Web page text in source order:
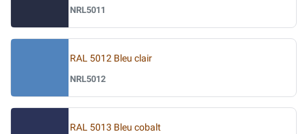
NRL5011
RAL 5012 Bleu clair
NRL5012
RAL 5013 Bleu cobalt